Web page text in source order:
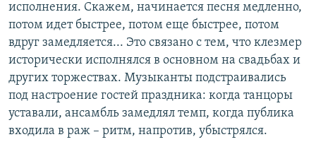
исполнения. Скажем, начинается песня медленно,
потом идет быстрее, потом еще быстрее, потом
вдруг замедляется... Это связано с тем, что клезмер
исторически исполнялся в основном на свадьбах и
других торжествах. Музыканты подстраивались
под настроение гостей праздника: когда танцоры
уставали, ансамбль замедлял темп, когда публика
входила в раж – ритм, напротив, убыстрялся.